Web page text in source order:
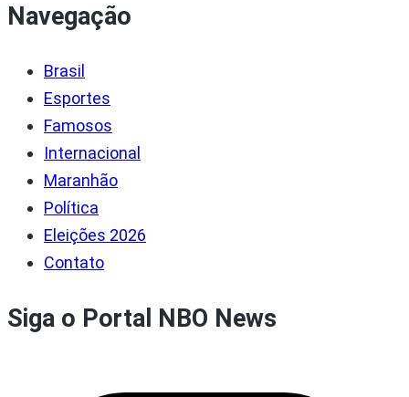
Navegação
Brasil
Esportes
Famosos
Internacional
Maranhão
Política
Eleições 2026
Contato
Siga o Portal NBO News